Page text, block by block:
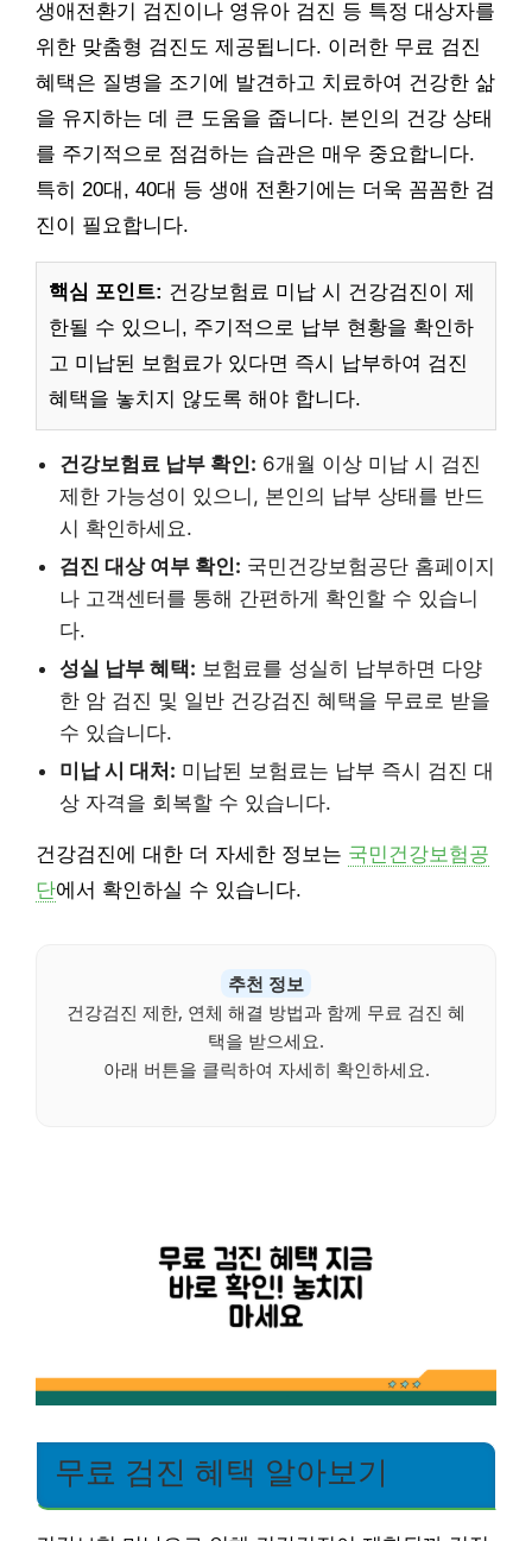
생애전환기 검진이나 영유아 검진 등 특정 대상자를
위한 맞춤형 검진도 제공됩니다. 이러한 무료 검진
혜택은 질병을 조기에 발견하고 치료하여 건강한 삶
을 유지하는 데 큰 도움을 줍니다. 본인의 건강 상태
를 주기적으로 점검하는 습관은 매우 중요합니다.
특히 20대, 40대 등 생애 전환기에는 더욱 꼼꼼한 검
진이 필요합니다.
핵심 포인트: 건강보험료 미납 시 건강검진이 제
한될 수 있으니, 주기적으로 납부 현황을 확인하
고 미납된 보험료가 있다면 즉시 납부하여 검진
혜택을 놓치지 않도록 해야 합니다.
건강보험료 납부 확인: 6개월 이상 미납 시 검진
제한 가능성이 있으니, 본인의 납부 상태를 반드
시 확인하세요.
검진 대상 여부 확인: 국민건강보험공단 홈페이지
나 고객센터를 통해 간편하게 확인할 수 있습니
다.
성실 납부 혜택: 보험료를 성실히 납부하면 다양
한 암 검진 및 일반 건강검진 혜택을 무료로 받을
수 있습니다.
미납 시 대처: 미납된 보험료는 납부 즉시 검진 대
상 자격을 회복할 수 있습니다.
건강검진에 대한 더 자세한 정보는 국민건강보험공
단에서 확인하실 수 있습니다.
추천 정보
건강검진 제한, 연체 해결 방법과 함께 무료 검진 혜
택을 받으세요.
아래 버튼을 클릭하여 자세히 확인하세요.
무료 검진 혜택 알아보기